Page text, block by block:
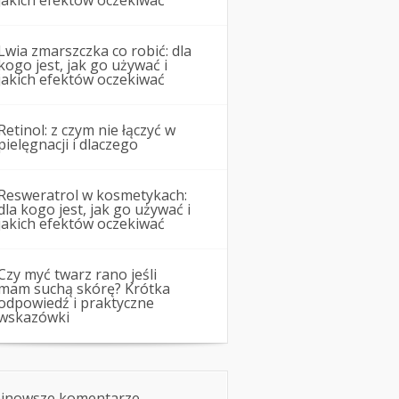
zmarszczka co robić: dla
jest, jak go używać i
efektów oczekiwać
z czym nie łączyć w
i dlaczego
w kosmetykach:
kogo jest, jak go używać i
efektów oczekiwać
myć twarz rano jeśli
suchą skórę? Krótka
i praktyczne